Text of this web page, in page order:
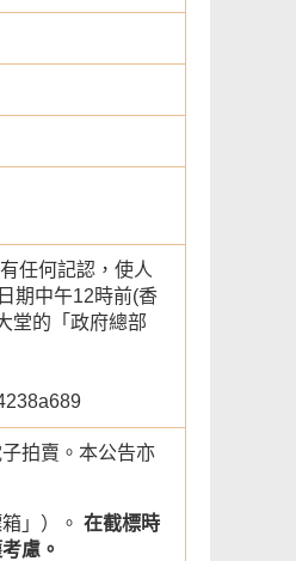
任何記認，使人
期中午12時前(香
堂的「政府總部
拍賣。本公告亦
」）。 在截標時
慮。